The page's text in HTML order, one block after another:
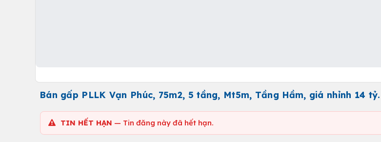
Bán gấp PLLK Vạn Phúc, 75m2, 5 tầng, Mt5m, Tầng Hầm, giá nhỉnh 14 tỷ.
TIN HẾT HẠN — Tin đăng này đã hết hạn.